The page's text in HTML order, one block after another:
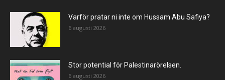
Varför pratar ni inte om Hussam Abu Safiya?
6 augusti 2026
Stor potential för Palestinarörelsen.
6 augusti 2026